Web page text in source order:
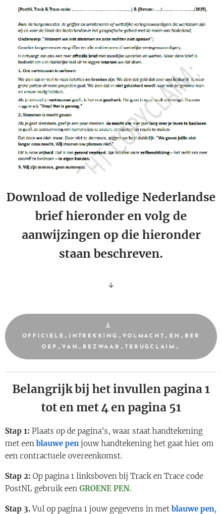
Download de volledige Nederlandse
brief hieronder en volg de
aanwijzingen op die hieronder
staan beschreven.
↓
OFFICIELE_INTREKKING_VOLMACHT_EN_BER
OEP_VAN_BEZWAAR_TERUGCLAIM_
Belangrijk bij het invullen pagina 1
tot en met 4 en pagina 51
Stap 1: Plaats op de pagina's, waar staat handtekening
met een blauwe pen jouw handtekening het gaat hier om
een contractuele overeenkomst.
Stap 2: Op pagina 1 linksboven bij Track en Trace code
PostNL gebruik een GROENE PEN.
Stap 3.Vul op pagina 1 jouw gegevens in met blauwe pen,